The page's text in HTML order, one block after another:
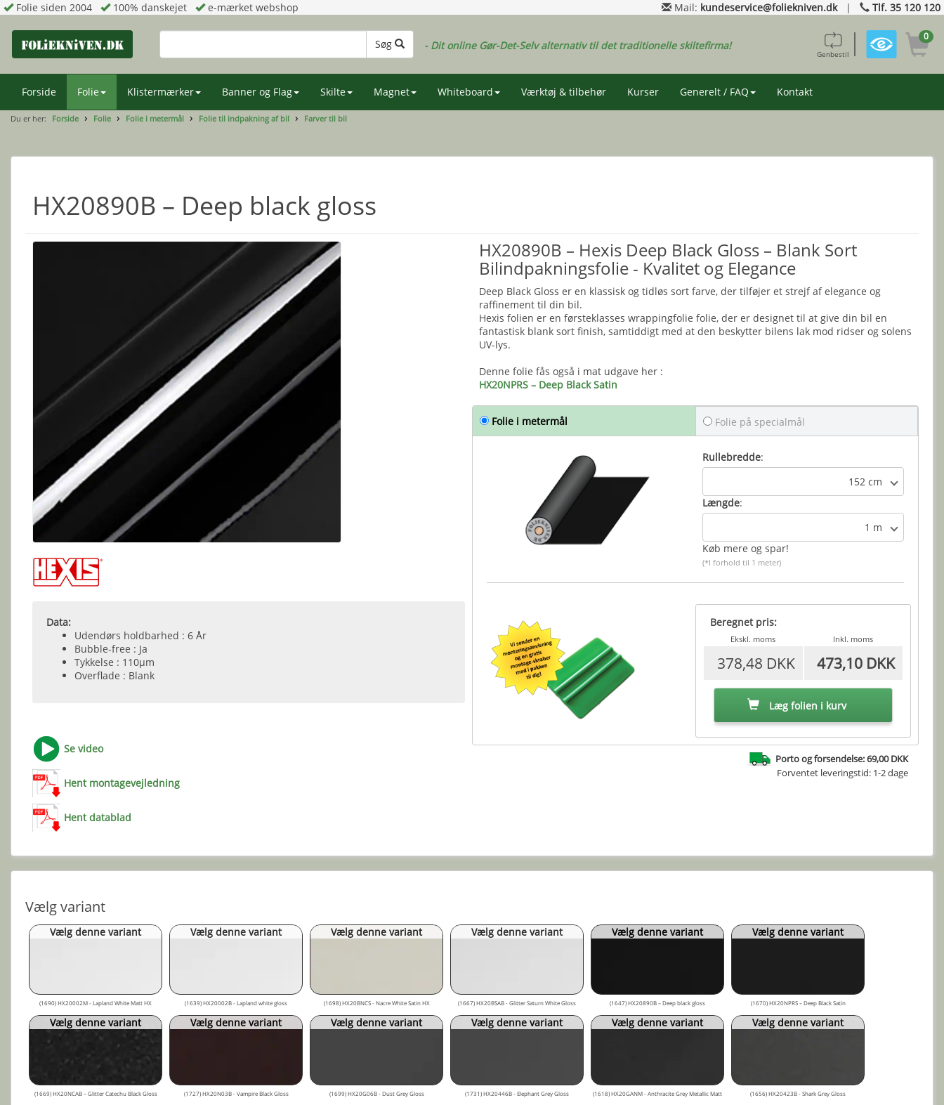
Folie siden 2004 100% danskejet e-mærket webshop Mail: kundeservice@foliekniven.dk| Tlf. 35 120 120
Søg - Dit online Gør-Det-Selv alternativ til det traditionelle skiltefirma!
Genbestil
0
Forside Folie Klistermærker Banner og Flag Skilte Magnet Whiteboard Værktøj & tilbehør Kurser Generelt / FAQ Kontakt
Du er her: Forside Folie Folie i metermål Folie til indpakning af bil Farver til bil
HX20890B – Deep black gloss
Data:
Udendørs holdbarhed : 6 År
Bubble-free : Ja
Tykkelse : 110µm
Overflade : Blank
Se video
Hent montagevejledning
Hent datablad
HX20890B – Hexis Deep Black Gloss – Blank Sort
Bilindpakningsfolie - Kvalitet og Elegance
Deep Black Gloss er en klassisk og tidløs sort farve, der tilføjer et strejf af elegance og
raffinement til din bil.
Hexis folien er en førsteklasses wrappingfolie folie, der er designet til at give din bil en
fantastisk blank sort finish, samtiddigt med at den beskytter bilens lak mod ridser og solens
UV-lys.
Denne folie fås også i mat udgave her :
HX20NPRS – Deep Black Satin
Folie i metermål Folie på specialmål
Rullebredde:
152 cm
Længde:
1 m
Køb mere og spar!
(*I forhold til 1 meter)
Beregnet pris:
Ekskl. moms Inkl. moms
378,48 DKK 473,10 DKK
Læg folien i kurv
Porto og forsendelse: 69,00 DKK
Forventet leveringstid: 1-2 dage
Vælg variant
Vælg denne variant
(1690) HX20002M - Lapland White Matt HX
Vælg denne variant
(1639) HX20002B - Lapland white gloss
Vælg denne variant
(1698) HX20BNCS - Nacre White Satin HX
Vælg denne variant
(1667) HX20BSAB - Glitter Saturn White Gloss
Vælg denne variant
(1647) HX20890B – Deep black gloss
Vælg denne variant
(1670) HX20NPRS – Deep Black Satin
Vælg denne variant
(1669) HX20NCAB – Glitter Catechu Black Gloss
Vælg denne variant
(1727) HX20N03B - Vampire Black Gloss
Vælg denne variant
(1699) HX20G06B - Dust Grey Gloss
Vælg denne variant
(1731) HX20446B - Elephant Grey Gloss
Vælg denne variant
(1618) HX20GANM - Anthracite Grey Metallic Matt
Vælg denne variant
(1656) HX20423B - Shark Grey Gloss